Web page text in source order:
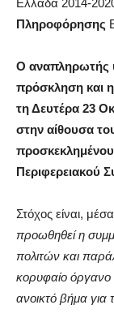
Ελλάδα 2014-
Πληροφόρησης
Ο αναπληρωτής
πρόσκληση και η
τη Δευτέρα 23
στην αίθουσα
Περιφερειακού
Στόχος είναι,
προωθηθεί η
πολιτών και
κορυφαίο όργανο
ανοικτό βήμα για